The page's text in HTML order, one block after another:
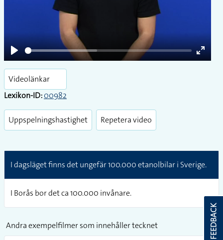
Play
Enter
Videolänkar
Lexikon-ID:00982
Uppspelningshastighet Repetera video
I dagsläget finns det ungefär 100.000 etanolbilar i Sverige.
I Borås bor det ca 100.000 invånare.
Andra exempelfilmer som innehåller tecknet FEEDBACK